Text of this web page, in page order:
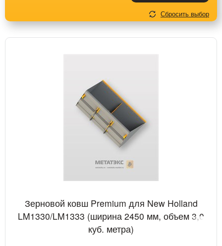
Сбросить выбор
Зерновой ковш Premium для New Holland
LM1330/LM1333 (ширина 2450 мм, объем 3,0
куб. метра)